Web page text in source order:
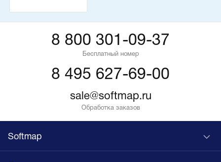
8 800 301-09-37
Бесплатный номер
8 495 627-69-00
sale@softmap.ru
Обработка заказов
Softmap